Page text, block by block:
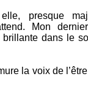
presque
Mon
brillante dans le
la voix de